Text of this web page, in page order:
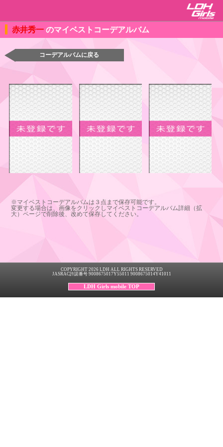
赤井秀一 のマイベストコーデアルバム
コーデアルバムに戻る
※マイベストコーデアルバムは３点まで保存可能です。
変更する場合は、画像をクリックしマイベストコーデアルバム詳細（拡
大）ページで削除後、改めて保存してください。
COPYRIGHT 2026 LDH ALL RIGHTS RESERVED
JASRAC許諾番号 9008675017Y55011 9008675014Y41011
LDH Girls mobile TOP